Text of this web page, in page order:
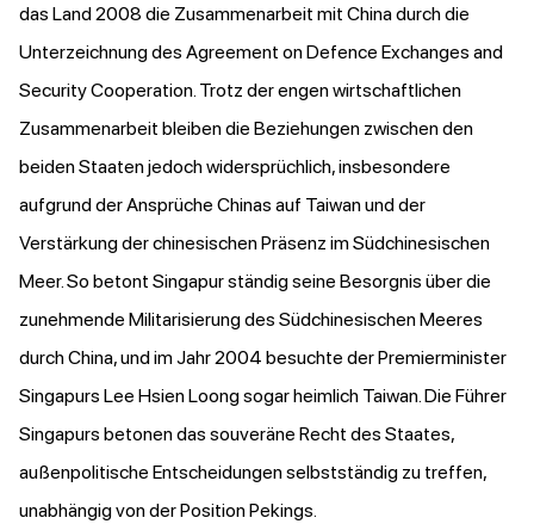
das Land 2008 die Zusammenarbeit mit China durch die
Unterzeichnung des Agreement on Defence Exchanges and
Security Cooperation. Trotz der engen wirtschaftlichen
Zusammenarbeit bleiben die Beziehungen zwischen den
beiden Staaten jedoch widersprüchlich, insbesondere
aufgrund der Ansprüche Chinas auf Taiwan und der
Verstärkung der chinesischen Präsenz im Südchinesischen
Meer. So betont Singapur ständig seine Besorgnis über die
zunehmende Militarisierung des Südchinesischen Meeres
durch China, und im Jahr 2004 besuchte der Premierminister
Singapurs Lee Hsien Loong sogar heimlich Taiwan. Die Führer
Singapurs betonen das souveräne Recht des Staates,
außenpolitische Entscheidungen selbstständig zu treffen,
unabhängig von der Position Pekings.